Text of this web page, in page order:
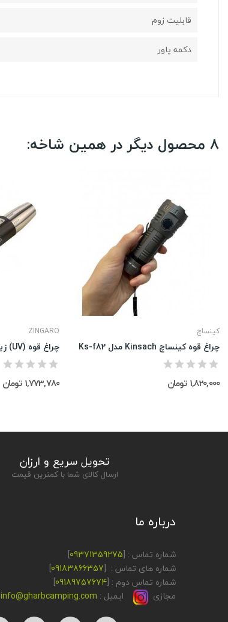
قابلیت زوم
دکمه پاور
8 محصول دیگر در همین شاخه:
ZINGARO
چراغ قوه (UV) زینگارو مدل دو سر
1,773,780 تومان
کینساچ
چراغ قوه کینساچ Kinsach مدل Ks-f82
1,820,000 تومان
تحویل سریع و ارزان
ارسال کالای شما با کمترین قیمت
درباره ما
شماره تماس : [09371359275
]
شماره های تماس : [09183866357
]
شماره تماس دوم : [09189757674
]
مجازی
ایمیل : info@gharbcamping.com